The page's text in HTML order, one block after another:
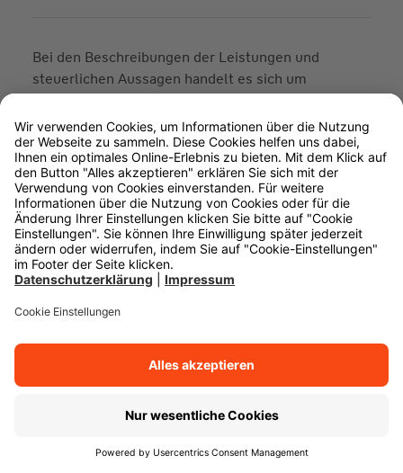
Bei den Beschreibungen der Leistungen und
steuerlichen Aussagen handelt es sich um
vereinfachte Darstellungen. Steuerliche
Informationen beruhen auf derzeit geltenden
Steuervorschriften; künftige Änderungen sind
möglich. Für den Versicherungsschutz sind die
Allgemeinen Versicherungsbedingungen bei
Vertragsabschluss und Versicherungsschein
maßgebend.
Ihr allgemeiner Kontakt
+49 711 662 - 0